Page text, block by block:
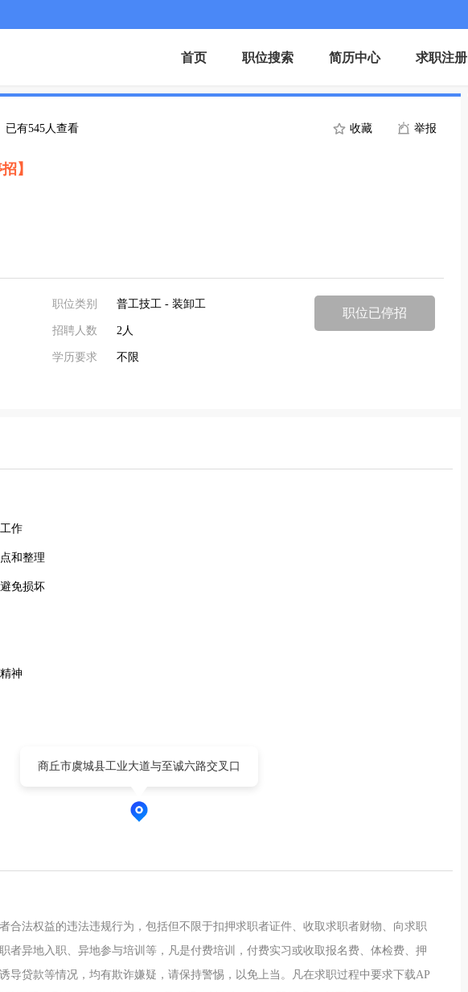
首页 职位搜索 简历中心 求职注册
已有545人查看 收藏 举报
】
职位类别 普工技工 - 装卸工
招聘人数 2人
学历要求 不限
职位已停招
作
和整理
免损坏
神
商丘市虞城县工业大道与至诚六路交叉口
合法权益的违法违规行为，包括但不限于扣押求职者证件、收取求职者财物、向求职
者异地入职、异地参与培训等，凡是付费培训，付费实习或收取报名费、体检费、押
导贷款等情况，均有欺诈嫌疑，请保持警惕，以免上当。凡在求职过程中要求下载AP